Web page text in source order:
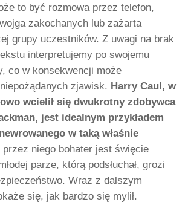
to być rozmowa przez telefon,
zakochanych lub zażarta
grupy uczestników. Z uwagi na brak
interpretujemy po swojemu
co w konsekwencji może
zjawisk. Harry Caul, w
wcielił się dwukrotny zdobywca
jest idealnym przykładem
w taką właśnie
przez niego bohater jest święcie
parze, którą podsłuchał, grozi
Wraz z dalszym
się, jak bardzo się mylił.